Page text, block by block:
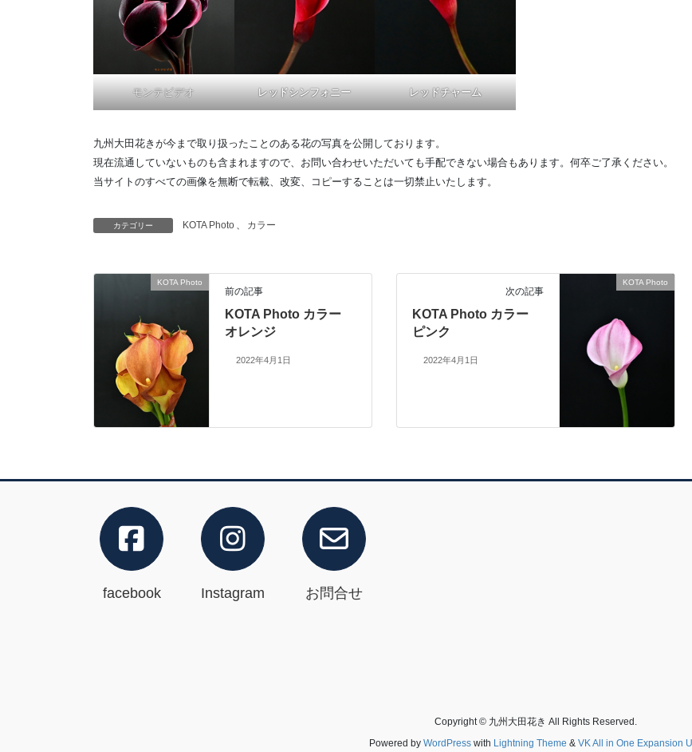
モンテビデオ レッドシンフォニー レッドチャーム
九州大田花きが今まで取り扱ったことのある花の写真を公開しております。
現在流通していないものも含まれますので、お問い合わせいただいても手配できない場合もあります。何卒ご了承ください。
当サイトのすべての画像を無断で転載、改変、コピーすることは一切禁止いたします。
カテゴリー KOTA Photo カラー
KOTA Photo
前の記事
KOTA Photo カラー
オレンジ
2022年4月1日
KOTA Photo
次の記事
KOTA Photo カラー
ピンク
2022年4月1日
facebook Instagram お問合せ
Copyright © 九州大田花き All Rights Reserved.
Powered by WordPresswith Lightning Theme & VK All in One Expansion